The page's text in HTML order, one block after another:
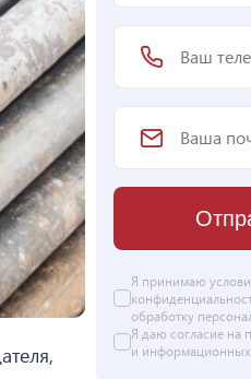
Я принимаю
обработку
Я даю согласие на
и